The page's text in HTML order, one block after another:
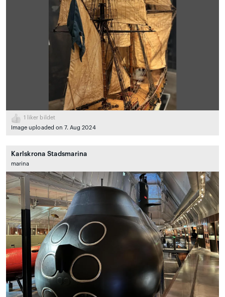
1
liker bildet
Image uploaded on 7. Aug 2024
Karlskrona Stadsmarina
marina